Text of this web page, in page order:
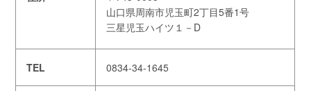
山口県周南市児玉町2丁目5番1号
三星児玉ハイツ１－D
TEL 0834-34-1645